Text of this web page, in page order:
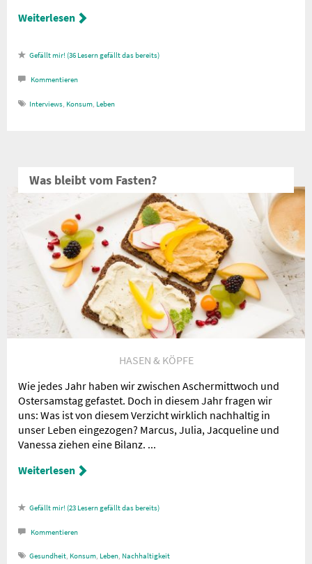
Weiterlesen
36 Lesern gefällt das
Kommentieren
Interviews, Konsum, Leben
Was bleibt vom Fasten?
HASEN & KÖPFE
Wie jedes Jahr haben wir zwischen Aschermittwoch und
Ostersamstag gefastet. Doch in diesem Jahr fragen wir
uns: Was ist von diesem Verzicht wirklich nachhaltig in
unser Leben eingezogen? Marcus, Julia, Jacqueline und
Vanessa ziehen eine Bilanz. ...
Weiterlesen
23 Lesern gefällt das
Kommentieren
Gesundheit, Konsum, Leben, Nachhaltigkeit